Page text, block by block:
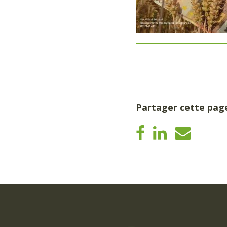
Partager cette